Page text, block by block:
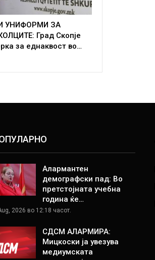
УНИФОРМИ ЗА
Град Скопје
за еднаквост во…
Алармантен
демографски пад: Во
претстојната учебна
година ќе…
2026 во 12:18 часот.
СДСМ АЛАРМИРА:
Мицкоски ја увезува
медиумската